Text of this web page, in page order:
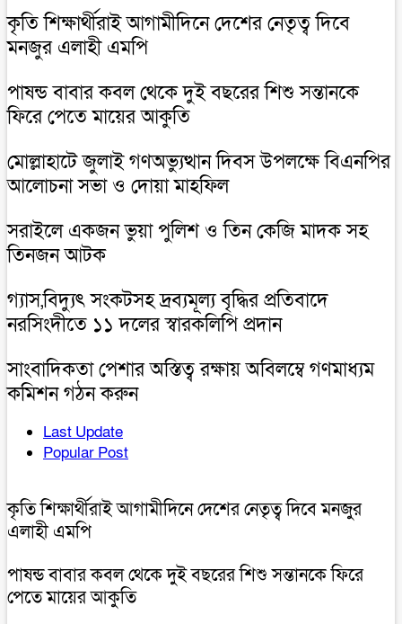
কৃতি শিক্ষার্থীরাই আগামীদিনে দেশের নেতৃত্ব দিবে
মনজুর এলাহী এমপি
পাষন্ড বাবার কবল থেকে দুই বছরের শিশু সন্তানকে
ফিরে পেতে মায়ের আকুতি
মোল্লাহাটে জুলাই গণঅভ্যুত্থান দিবস উপলক্ষে বিএনপির
আলোচনা সভা ও দোয়া মাহফিল
সরাইলে একজন ভুয়া পুলিশ ও তিন কেজি মাদক সহ
তিনজন আটক
গ্যাস,বিদ্যুৎ সংকটসহ দ্রব্যমূল্য বৃদ্ধির প্রতিবাদে
নরসিংদীতে ১১ দলের স্বারকলিপি প্রদান
সাংবাদিকতা পেশার অস্তিত্ব রক্ষায় অবিলম্বে গণমাধ্যম
কমিশন গঠন করুন
Last Update
Popular Post
কৃতি শিক্ষার্থীরাই আগামীদিনে দেশের নেতৃত্ব দিবে মনজুর
এলাহী এমপি
পাষন্ড বাবার কবল থেকে দুই বছরের শিশু সন্তানকে ফিরে
পেতে মায়ের আকুতি